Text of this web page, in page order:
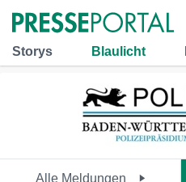
Storys Blaulicht
Alle Meldungen